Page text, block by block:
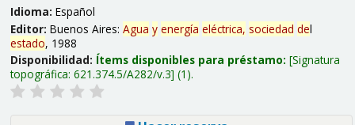
Idioma: Español
Editor: Buenos Aires: Agua y energía eléctrica, sociedad del
estado, 1988
Disponibilidad: Ítems disponibles para préstamo: Signatura
topográfica: 621.374.5/A282/v.3 (1).